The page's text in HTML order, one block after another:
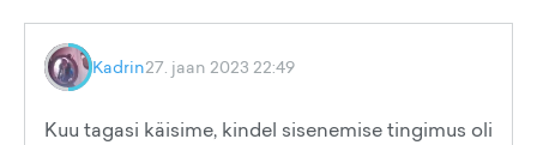
Kadrin27. jaan 2023 22:49
Kuu tagasi käisime, kindel sisenemise tingimus oli